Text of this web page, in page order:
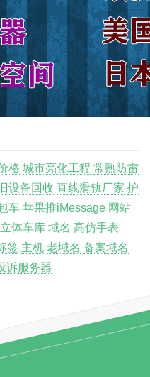
格 城市亮化工程 常熟防雷
设备回收 直线滑轨厂家 护
车 苹果推iMessage 网站
体车库 域名 高仿手表
签 主机 老域名 备案域名
诉服务器